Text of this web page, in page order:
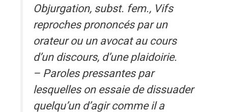
Objurgation, subst. fem., Vifs
reproches prononcés par un
orateur ou un avocat au cours
d’un discours, d’une plaidoirie.
– Paroles pressantes par
lesquelles on essaie de dissuader
quelqu’un d’agir comme il a